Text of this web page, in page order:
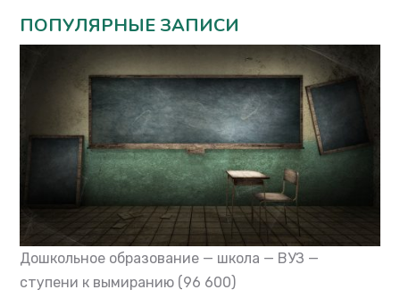
ПОПУЛЯРНЫЕ ЗАПИСИ
Дошкольное образование — школа — ВУЗ —
ступени к вымиранию (96 600)